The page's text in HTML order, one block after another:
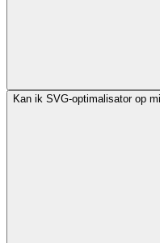
Kan ik SVG-optimalisator op